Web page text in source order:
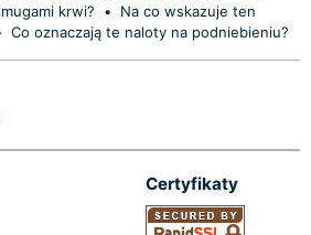
krwi?
•
Na co wskazuje ten
Co oznaczają te naloty na podniebieniu?
Certyfikaty